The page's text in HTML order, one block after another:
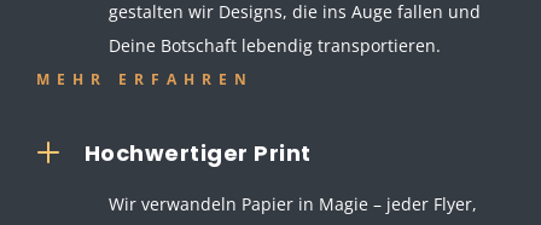
gestalten wir Designs, die ins Auge fallen und
Deine Botschaft lebendig transportieren.
MEHR ERFAHREN
L Hochwertiger Print
Wir verwandeln Papier in Magie – jeder Flyer,